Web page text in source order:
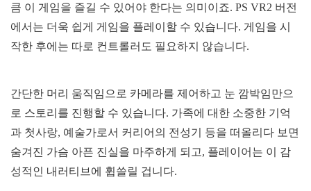
큼 이 게임을 즐길 수 있어야 한다는 의미이죠. PS VR2 버전
에서는 더욱 쉽게 게임을 플레이할 수 있습니다. 게임을 시
작한 후에는 따로 컨트롤러도 필요하지 않습니다.
간단한 머리 움직임으로 카메라를 제어하고 눈 깜박임만으
로 스토리를 진행할 수 있습니다. 가족에 대한 소중한 기억
과 첫사랑, 예술가로서 커리어의 전성기 등을 떠올리다 보면
숨겨진 가슴 아픈 진실을 마주하게 되고, 플레이어는 이 감
성적인 내러티브에 휩쓸릴 겁니다.